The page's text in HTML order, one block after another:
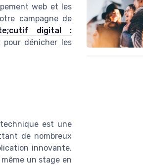
web et les
campagne de
digital :
dénicher les
est une
de nombreux
innovante.
un stage en